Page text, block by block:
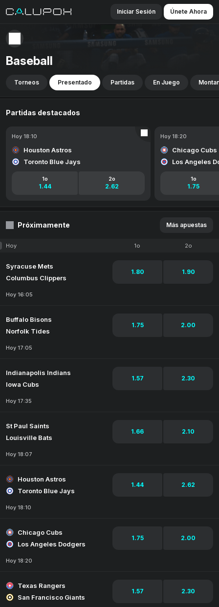
Iniciar Sesión Únete Ahora
Baseball
Torneos Presentado Partidas En Juego
Partidas destacados
Hoy 18:10
Houston Astros
Toronto Blue Jays
1o
1.44
2o
2.62
Hoy 18:20
Chicago Cubs
Los Angeles
1o
1.75
Próximamente Más apuestas
Hoy 1o 2o
Syracuse Mets
Columbus Clippers
1.80 1.90
Hoy 16:05
Buffalo Bisons
Norfolk Tides
1.75 2.00
Hoy 17:05
Indianapolis Indians
Iowa Cubs
1.57 2.30
Hoy 17:35
St Paul Saints
Louisville Bats
1.66 2.10
Hoy 18:07
Houston Astros
Toronto Blue Jays
1.44 2.62
Hoy 18:10
Chicago Cubs
Los Angeles Dodgers
1.75 2.00
Hoy 18:20
Texas Rangers
San Francisco Giants
1.57 2.30